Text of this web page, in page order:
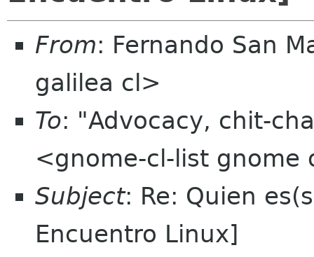
From: Fernando San
galilea cl>
To: "Advocacy, chit-
<gnome-cl-list gnome
Subject: Re: Quien
Encuentro Linux]